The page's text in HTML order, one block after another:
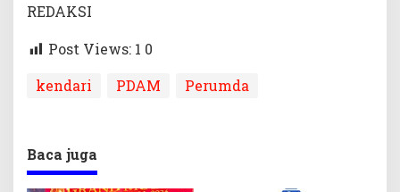
REDAKSI
Post Views: 1 0
kendari
PDAM Perumda
Baca juga